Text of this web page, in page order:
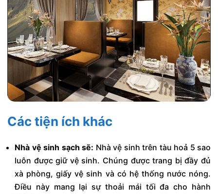
Các tiện ích khác
Nhà vệ sinh sạch sẽ: Nhà vệ sinh trên tàu hoả 5 sao
luôn được giữ vệ sinh. Chúng được trang bị đầy đủ
xà phòng, giấy vệ sinh và có hệ thống nước nóng.
Điều này mang lại sự thoải mái tối đa cho hành